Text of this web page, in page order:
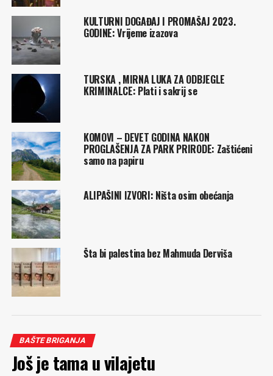
KULTURNI DOGAĐAJ I PROMAŠAJ 2023.
GODINE: Vrijeme izazova
TURSKA , MIRNA LUKA ZA ODBJEGLE
KRIMINALCE: Plati i sakrij se
KOMOVI – DEVET GODINA NAKON
PROGLAŠENJA ZA PARK PRIRODE: Zaštićeni
samo na papiru
ALIPAŠINI IZVORI: Ništa osim obećanja
Šta bi palestina bez Mahmuda Derviša
BAŠTE BRIGANJA
Još je tama u vilajetu